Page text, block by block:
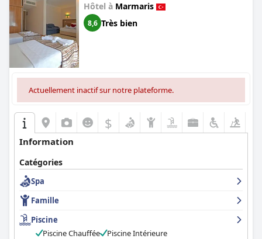
Hôtel à Marmaris
8,6 Très bien
Actuellement inactif sur notre plateforme.
$
Information
Catégories
Spa
Famille
Piscine
Piscine Chauffée
Piscine Intérieure